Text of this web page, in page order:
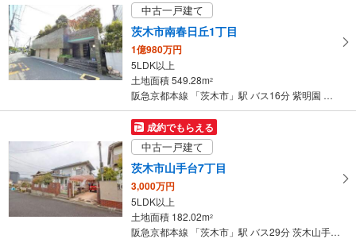
中古一戸建て
茨木市南春日丘1丁目
1億980万円
5LDK以上
土地面積 549.28m2
阪急京都本線 「茨木市」駅 バス16分 紫明園 バス停下車 徒歩6分
成約でもらえる
中古一戸建て
茨木市山手台7丁目
3,000万円
5LDK以上
土地面積 182.02m2
阪急京都本線 「茨木市」駅 バス29分 茨木山手台七丁目 バス停下車 徒歩4分